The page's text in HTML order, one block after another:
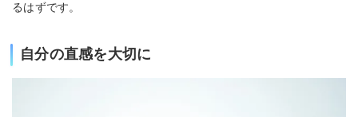
るはずです。
自分の直感を大切に